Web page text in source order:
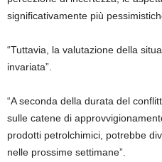
significativamente più
“Tuttavia, la valutazione della
invariata”.
“A seconda della durata del
sulle catene di
prodotti petrolchimici, potrebbe
nelle prossime settimane”.